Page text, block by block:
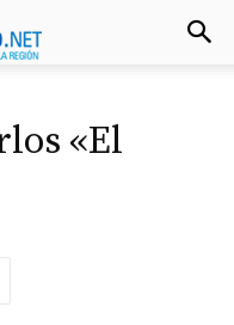
«El